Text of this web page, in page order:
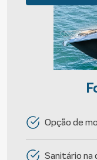
Opção de
Sanitário na